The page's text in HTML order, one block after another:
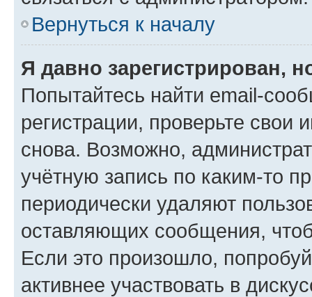
Вернуться к началу
Я давно зарегистрирован,
Попытайтесь найти email-
регистрации, проверьте свои
снова. Возможно,
учётную запись по каким-то
периодически удаляют
оставляющих сообщения,
Если это произошло,
активнее участвовать в